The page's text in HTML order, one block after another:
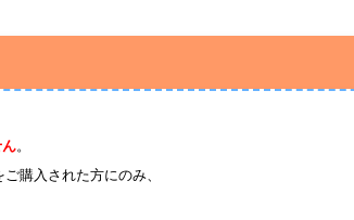
。
購入された方にのみ、